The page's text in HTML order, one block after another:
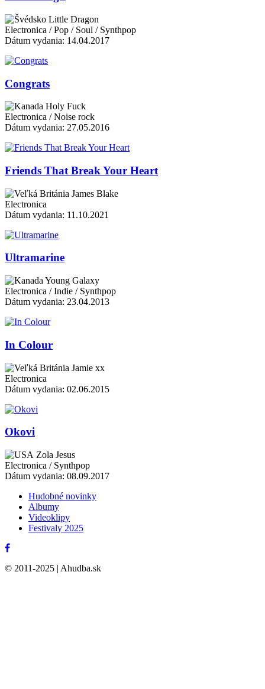
Little Dragon
Electronica / Pop / Soul / Synthpop
Dátum vydania: 14.04.2017
Congrats
Holy Fuck
Electronica / Noise rock
Dátum vydania: 27.05.2016
Friends That Break Your Heart
James Blake
Electronica
Dátum vydania: 11.10.2021
Ultramarine
Young Galaxy
Electronica / Indie / Synthpop
Dátum vydania: 23.04.2013
In Colour
Jamie xx
Electronica
Dátum vydania: 02.06.2015
Okovi
Zola Jesus
Electronica / Synthpop
Dátum vydania: 08.09.2017
Hudobné novinky
Albumy
Videoklipy
Festivaly 2025
© 2011-2025 | Ahudba.sk